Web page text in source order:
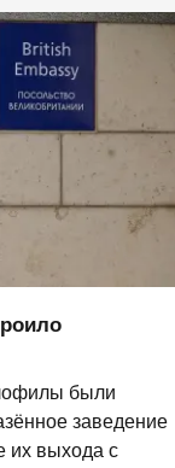
были
заведение
их выхода с